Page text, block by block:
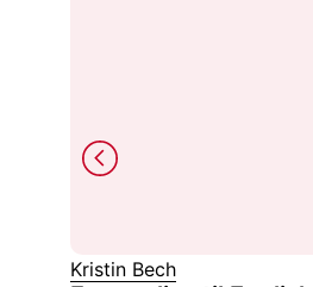
Kristin Bech